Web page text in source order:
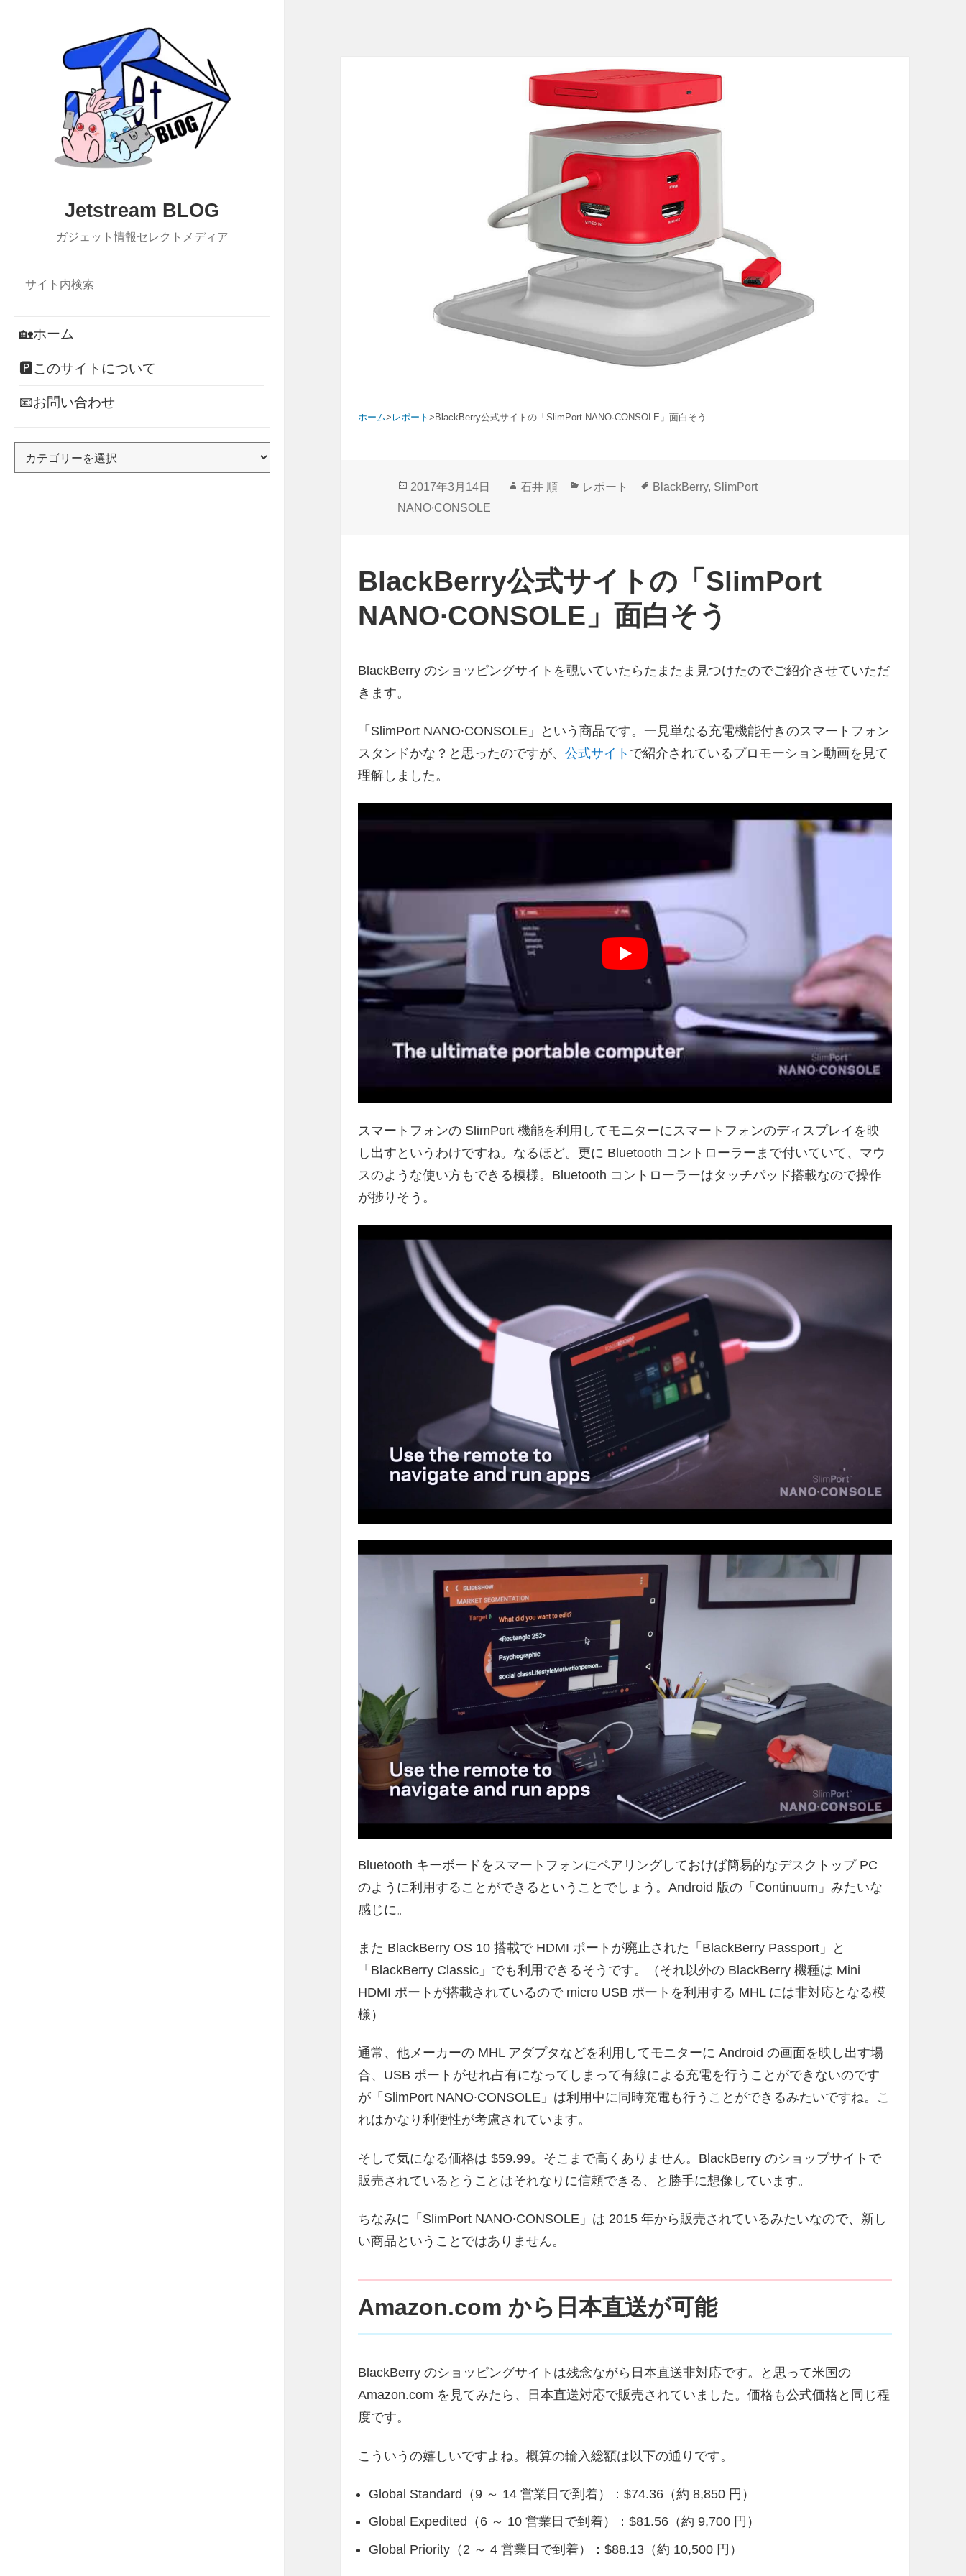
Jetstream BLOG
ガジェット情報セレクトメディア
🏡ホーム
🅿このサイトについて
📧お問い合わせ
ホーム> レポート> BlackBerry公式サイトの「SlimPort NANO∙CONSOLE」面白そう
投
稿
2017年3月14日
作
石井 順
カ
ー
レポート
タ
BlackBerry, SlimPort
NANO∙CONSOLE
BlackBerry公式サイトの「SlimPort
NANO∙CONSOLE」面白そう
BlackBerry のショッピングサイトを覗いていたらたまたま見つけたのでご紹介させていただ
きます。
「SlimPort NANO∙CONSOLE」という商品です。一見単なる充電機能付きのスマートフォン
スタンドかな？と思ったのですが、公式サイト で紹介されているプロモーション動画を見て
理解しました。
スマートフォンの SlimPort 機能を利用してモニターにスマートフォンのディスプレイを映
し出すというわけですね。なるほど。更に Bluetooth コントローラーまで付いていて、マウ
スのような使い方もできる模様。Bluetooth コントローラーはタッチパッド搭載なので操作
が捗りそう。
Bluetooth キーボードをスマートフォンにペアリングしておけば簡易的なデスクトップ PC
のように利用することができるということでしょう。Android 版の「Continuum」みたいな
感じに。
また BlackBerry OS 10 搭載で HDMI ポートが廃止された「BlackBerry Passport」と
「BlackBerry Classic」でも利用できるそうです。（それ以外の BlackBerry 機種は Mini
HDMI ポートが搭載されているので micro USB ポートを利用する MHL には非対応となる模
様）
通常、他メーカーの MHL アダプタなどを利用してモニターに Android の画面を映し出す場
合、USB ポートがせれ占有になってしまって有線による充電を行うことができないのです
が「SlimPort NANO∙CONSOLE」は利用中に同時充電も行うことができるみたいですね。こ
れはかなり利便性が考慮されています。
そして気になる価格は $59.99。そこまで高くありません。BlackBerry のショップサイトで
販売されているとうことはそれなりに信頼できる、と勝手に想像しています。
ちなみに「SlimPort NANO∙CONSOLE」は 2015 年から販売されているみたいなので、新し
い商品ということではありません。
Amazon.com から日本直送が可能
BlackBerry のショッピングサイトは残念ながら日本直送非対応です。と思って米国の
Amazon.com を見てみたら、日本直送対応で販売されていました。価格も公式価格と同じ程
度です。
こういうの嬉しいですよね。概算の輸入総額は以下の通りです。
Global Standard（9 ～ 14 営業日で到着）：$74.36（約 8,850 円）
Global Expedited（6 ～ 10 営業日で到着）：$81.56（約 9,700 円）
Global Priority（2 ～ 4 営業日で到着）：$88.13（約 10,500 円）